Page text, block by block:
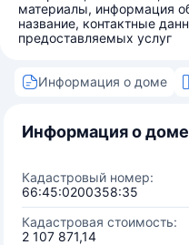
материалы, информация
название, контактные
предоставляемых услуг
Информация о доме
Информация о доме
Кадастровый номер:
66:45:0200358:35
Кадастровая стоимость:
2 107 871,14